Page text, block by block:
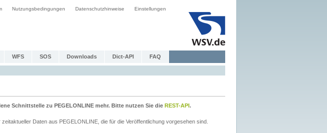
Nutzungsbedingungen Datenschutzhinweise Einstellungen
WFS SOS Downloads Dict-API FAQ
Schnittstelle zu PEGELONLINE mehr. Bitte nutzen Sie die REST-API.
Daten aus PEGELONLINE, die für die Veröffentlichung vorgesehen sind.